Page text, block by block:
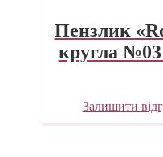
Пензлик
кругла
Залишити